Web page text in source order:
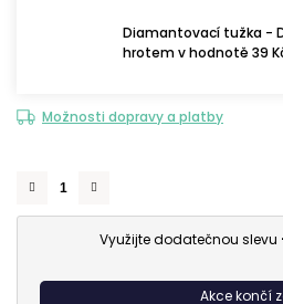
Diamantovací tužka -
hrotem v hodnotě 39
Možnosti dopravy a platby
Využijte dodatečnou slevu
Akce končí